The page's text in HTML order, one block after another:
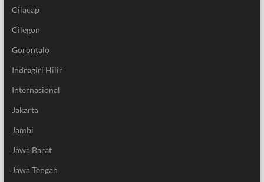
Cilacap
Cilegon
Gorontalo
Indragiri Hilir
Internasional
Jakarta
Jambi
Jawa Barat
Jawa Tengah